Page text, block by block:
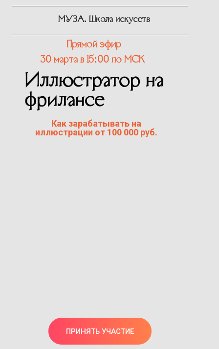
ПРИНЯТЬ УЧАСТИЕ
Как зарабатывать на
иллюстрации от 100 000 руб.
Прямой эфир
Иллюстратор на
фрилансе
МУЗА. Школа искусств
30 марта в 15:00 по МСК